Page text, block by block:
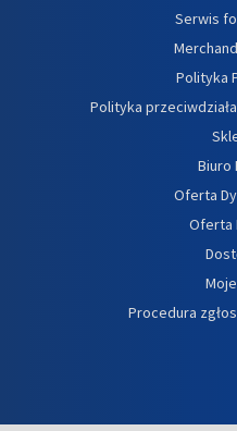
Serwis
Polityka
Polityka
Biuro
Oferta
Oferta
Procedura